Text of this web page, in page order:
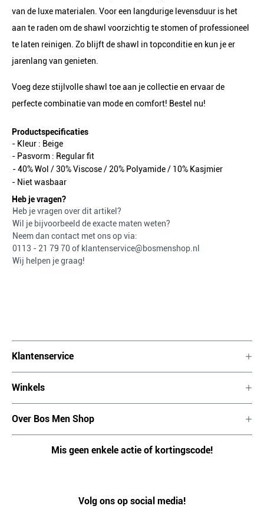
van de luxe materialen. Voor een langdurige levensduur is het
aan te raden om de shawl voorzichtig te stomen of professioneel
te laten reinigen. Zo blijft de shawl in topconditie en kun je er
jarenlang van genieten.
Voeg deze stijlvolle shawl toe aan je collectie en ervaar de
perfecte combinatie van mode en comfort! Bestel nu!
Productspecificaties
- Kleur : Beige
- Pasvorm : Regular fit
- 40% Wol / 30% Viscose / 20% Polyamide / 10% Kasjmier
- Niet wasbaar
Heb je vragen?
Heb je vragen over dit artikel?
Wil je bijvoorbeeld de exacte maten weten?
Neem dan contact met ons op via:
0113 - 21 79 70 of klantenservice@bosmenshop.nl
Wij helpen je graag!
Klantenservice
Winkels
Over Bos Men Shop
Mis geen enkele actie of kortingscode!
Volg ons op social media!